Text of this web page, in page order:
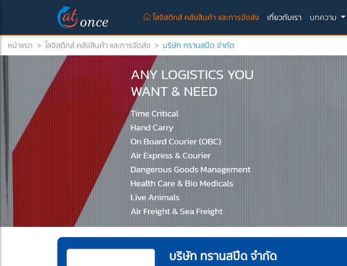
โลจิสติกส์ คลังสินค้า และการจัดส่ง(current)
เกี่ยวกับเรา บทความ
หน้าแรก > โลจิสติกส์ คลังสินค้า และการจัดส่ง > บริษัท ทรานสปีด จำกัด
บริษัท ทรานสปีด จำกัด